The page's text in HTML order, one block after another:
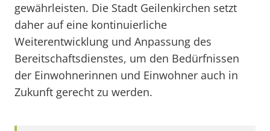
gewährleisten. Die Stadt Geilenkirchen setzt
daher auf eine kontinuierliche
Weiterentwicklung und Anpassung des
Bereitschaftsdienstes, um den Bedürfnissen
der Einwohnerinnen und Einwohner auch in
Zukunft gerecht zu werden.